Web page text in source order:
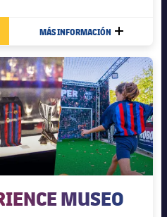
MÁS INFORMACIÓN MÁS
MUSEO